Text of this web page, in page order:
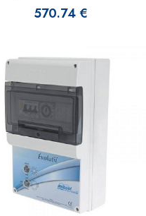
570.74 €